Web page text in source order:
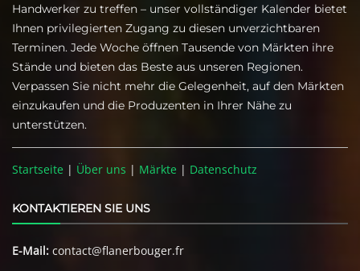
Handwerker zu treffen – unser vollständiger Kalender bietet
Ihnen privilegierten Zugang zu diesen unverzichtbaren
Terminen. Jede Woche öffnen Tausende von Märkten ihre
Stände und bieten das Beste aus unseren Regionen.
Verpassen Sie nicht mehr die Gelegenheit, auf den Märkten
einzukaufen und die Produzenten in Ihrer Nähe zu
unterstützen.
Startseite | Über uns | Märkte | Datenschutz
KONTAKTIEREN SIE UNS
E-Mail: contact@flanerbouger.fr